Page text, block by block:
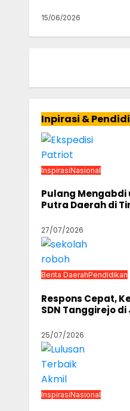
15/06/2026
Inpirasi &
InspirasiNasional
Pulang Mengabdi
Putra Daerah di
27/07/2026
Berita DaerahPendidikan
Respons Cepat,
SDN Tanggirejo
25/07/2026
InspirasiNasional